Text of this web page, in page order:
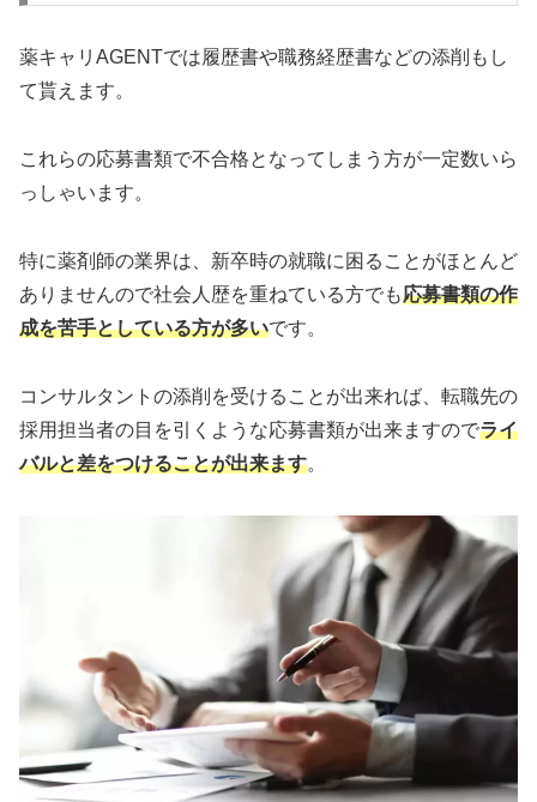
薬キャリAGENTでは履歴書や職務経歴書などの添削もし
て貰えます。
これらの応募書類で不合格となってしまう方が一定数いら
っしゃいます。
特に薬剤師の業界は、新卒時の就職に困ることがほとんど
ありませんので社会人歴を重ねている方でも応募書類の作
成を苦手としている方が多いです。
コンサルタントの添削を受けることが出来れば、転職先の
採用担当者の目を引くような応募書類が出来ますのでライ
バルと差をつけることが出来ます。